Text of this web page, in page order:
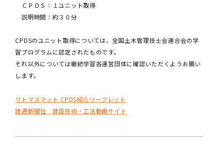
ＣＰＤＳ：１ユニット取得
説明時間：約３０分
CPDSのユニット取得については、全国土木管理技士会連合会の学
習プログラムに認定されたものです。
それ以外については継続学習各運営団体に確認いただくようお願い
します。
リトマスマット CPDS紹介リーフレット
建通新聞社 建設技術・工法動画サイト